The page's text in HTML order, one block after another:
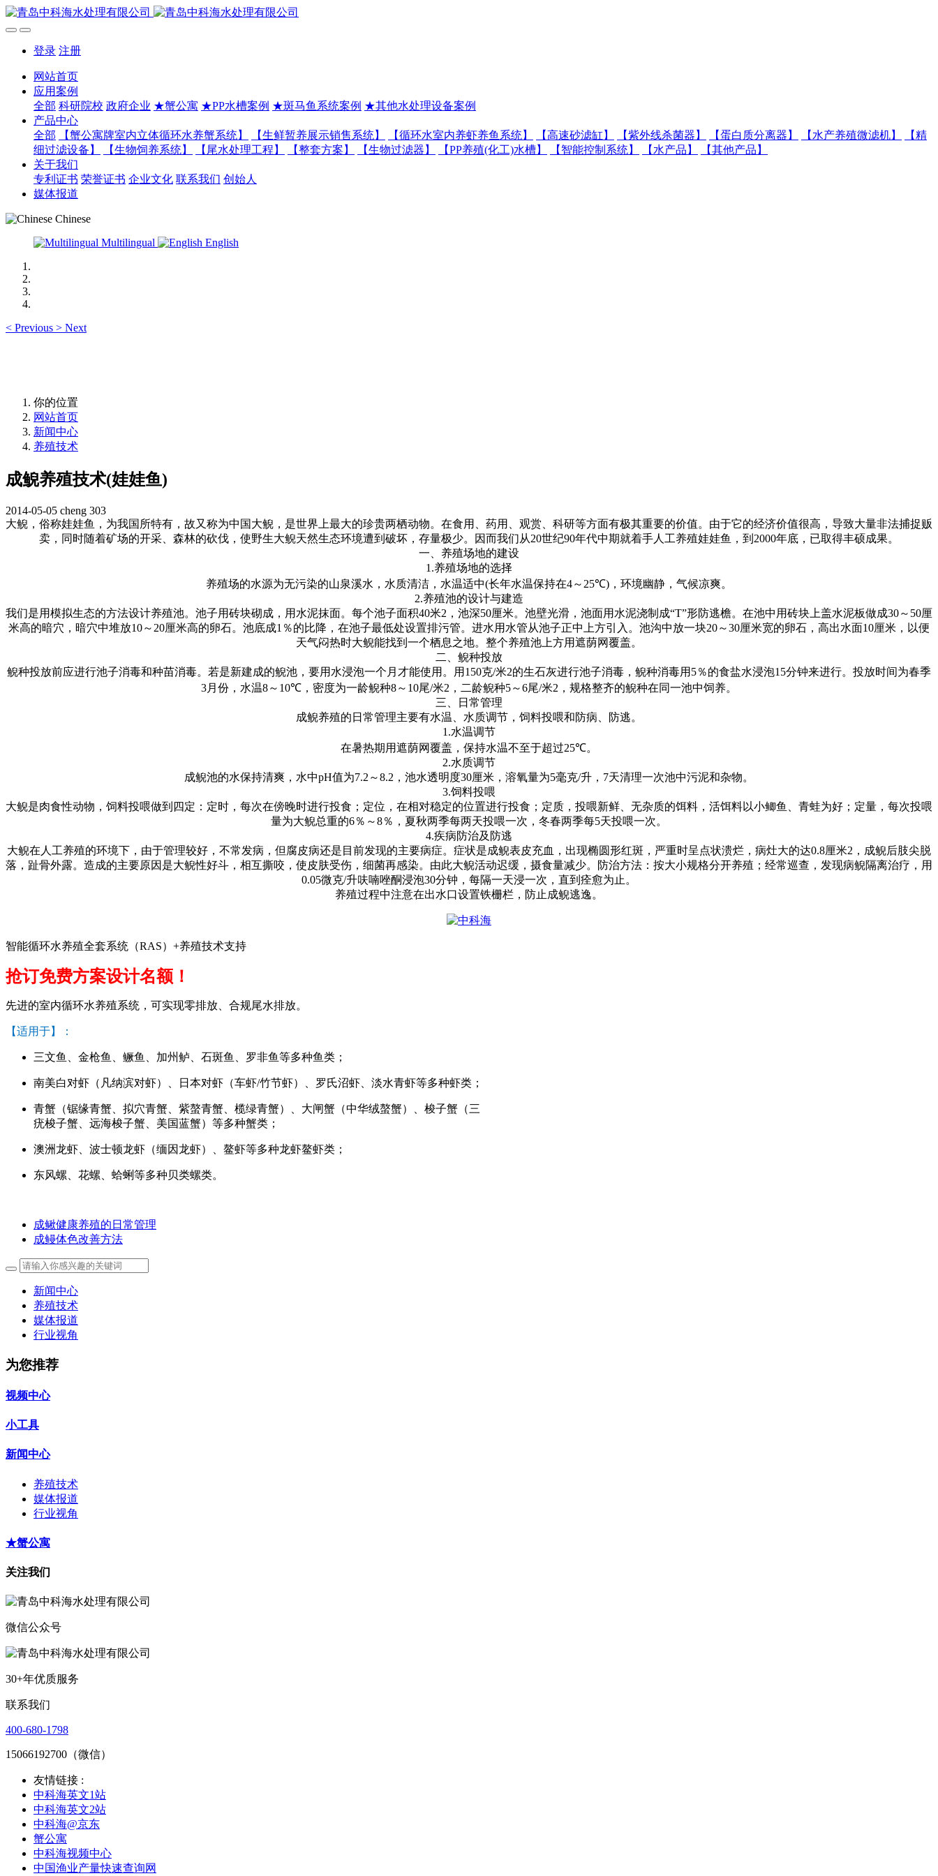
登录 注册
网站首页
应用案例
全部 科研院校 政府企业 ★蟹公寓 ★PP水槽案例 ★斑马鱼系统案例 ★其他水处理设备案例
产品中心
全部
【蟹公寓牌室内立体循环水养蟹系统】 【生鲜暂养展示销售系统】 【循环水室内养虾养鱼系统】 【高速砂滤缸】 【紫外线杀菌器】 【蛋白质分离器】 【水产养殖微滤机】
【精
细过滤设备】
【生物饲养系统】 【尾水处理工程】 【整套方案】 【生物过滤器】 【PP养殖(化工)水槽】 【智能控制系统】 【水产品】
【其他产品】
关于我们
专利证书 荣誉证书 企业文化 联系我们 创始人
媒体报道
Chinese
Multilingual
English
< Previous > Next
你的位置
网站首页
新闻中心
养殖技术
成鲵养殖技术(娃娃鱼)
2014-05-05 cheng 303
大鲵，俗称娃娃鱼，为我国所特有，故又称为中国大鲵，是世界上最大的珍贵两栖动物。在食用、药用、观赏、科研等方面有极其重要的价值。由于它的经济价值很高，导致大量非法捕捉贩
卖，同时随着矿场的开采、森林的砍伐，使野生大鲵天然生态环境遭到破坏，存量极少。因而我们从20世纪90年代中期就着手人工养殖娃娃鱼，到 2000年底，已取得丰硕成果。
一、养殖场地的建设
1.养殖场地的选择
养殖场的水源为无污染的山泉溪水，水质清洁，水温适中(长年水温保持在4～ 25℃) ，环境幽静，气候凉爽。
2.养殖池的设计与建造
我们是用模拟生态的方法设计养殖池。池子用砖块砌成，用水泥抹面。每个池子面积40米2 ，池深50厘米。池壁光滑，池面用水泥浇制成“T”形防逃檐。在池中用砖块上盖水泥板做成30～ 50厘
米高的暗穴，暗穴中堆放10～ 20厘米高的卵石。池底成1 ％的比降，在池子最低处设置排污管。进水用水管从池子正中上方引入。池沟中放一块20～30厘米宽的卵石，高出水面10厘米，以便
天气闷热时大鲵能找到一个栖息之地。整个养殖池上方用遮荫网覆盖。
二、鲵种投放
鲵种投放前应进行池子消毒和种苗消毒。若是新建成的鲵池，要用水浸泡一个月才能使用。用 150克/米2的生石灰进行池子消毒，鲵种消毒用 5％的食盐水浸泡15分钟来进行。投放时间为春季
3月份，水温8～ 10℃ ，密度为一龄鲵种8～ 10尾/米2 ，二龄鲵种5～6尾/米2 ，规格整齐的鲵种在同一池中饲养。
三、日常管理
成鲵养殖的日常管理主要有水温、水质调节，饲料投喂和防病、防逃。
1.水温调节
在暑热期用遮荫网覆盖，保持水温不至于超过25℃。
2.水质调节
成鲵池的水保持清爽，水中pH值为7.2 ～8.2 ，池水透明度30厘米，溶氧量为5毫克/升， 7天清理一次池中污泥和杂物。
3.饲料投喂
大鲵是肉食性动物，饲料投喂做到四定：定时，每次在傍晚时进行投食；定位，在相对稳定的位置进行投食；定质，投喂新鲜、无杂质的饵料，活饵料以小鲫鱼、青蛙为好；定量，每次投喂
量为大鲵总重的6％～8％，夏秋两季每两天投喂一次，冬春两季每5天投喂一次。
4.疾病防治及防逃
大鲵在人工养殖的环境下，由于管理较好，不常发病，但腐皮病还是目前发现的主要病症。症状是成鲵表皮充血，出现椭圆形红斑，严重时呈点状溃烂，病灶大的达0.8厘米2 ，成鲵后肢尖脱
落，趾骨外露。造成的主要原因是大鲵性好斗，相互撕咬，使皮肤受伤，细菌再感染。由此大鲵活动迟缓，摄食量减少。防治方法：按大小规格分开养殖；经常巡查，发现病鲵隔离治疗，用
0.05微克/升呋喃唑酮浸泡30分钟，每隔一天浸一次，直到痊愈为止。
养殖过程中注意在出水口设置铁栅栏，防止成鲵逃逸。
智能循环水养殖全套系统（RAS）+养殖技术支持
抢订免费方案设计名额！
先进的室内循环水养殖系统，可实现零排放、合规尾水排放。
【适用于】：
三文鱼、金枪鱼、鳜鱼、加州鲈、石斑鱼、罗非鱼等多种鱼类；
南美白对虾（凡纳滨对虾）、日本对虾（车虾/竹节虾）、罗氏沼虾、淡水青虾等多种虾类；
青蟹（锯缘青蟹、拟穴青蟹、紫螯青蟹、榄绿青蟹）、大闸蟹（中华绒螯蟹）、梭子蟹（三
疣梭子蟹、远海梭子蟹、美国蓝蟹）等多种蟹类；
澳洲龙虾、波士顿龙虾（缅因龙虾）、鳌虾等多种龙虾鳌虾类；
东风螺、花螺、蛤蜊等多种贝类螺类。
成鳅健康养殖的日常管理
成鳗体色改善方法
新闻中心
养殖技术
媒体报道
行业视角
为您推荐
视频中心
小工具
新闻中心
养殖技术
媒体报道
行业视角
★蟹公寓
关注我们
微信公众号
30+年优质服务
联系我们
400-680-1798
15066192700（微信）
友情链接 :
中科海英文1站
中科海英文2站
中科海@京东
蟹公寓
中科海视频中心
中国渔业产量快速查询网